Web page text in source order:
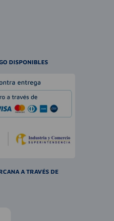
DISPONIBLES
A TRAVÉS DE